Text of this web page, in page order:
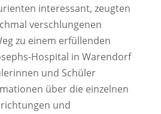
interessant, zeugten
verschlungenen
zu einem erfüllenden
Hospital in Warendorf
und Schüler
über die einzelnen
und